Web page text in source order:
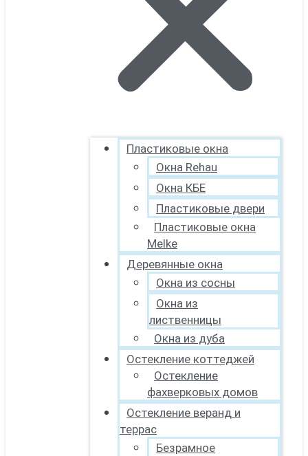
Пластиковые окна
Окна Rehau
Окна КБЕ
Пластиковые двери
Пластиковые окна
Melke
Деревянные окна
Окна из сосны
Окна из
лиственницы
Окна из дуба
Остекление коттеджей
Остекление
фахверковых домов
Остекление веранд и
террас
Безрамное